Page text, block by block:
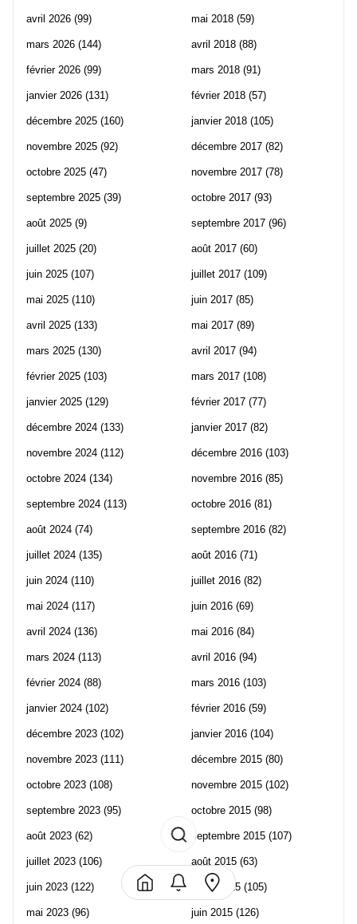
avril 2026 (99)
mars 2026 (144)
février 2026 (99)
janvier 2026 (131)
décembre 2025 (160)
novembre 2025 (92)
octobre 2025 (47)
septembre 2025 (39)
août 2025 (9)
juillet 2025 (20)
juin 2025 (107)
mai 2025 (110)
avril 2025 (133)
mars 2025 (130)
février 2025 (103)
janvier 2025 (129)
décembre 2024 (133)
novembre 2024 (112)
octobre 2024 (134)
septembre 2024 (113)
août 2024 (74)
juillet 2024 (135)
juin 2024 (110)
mai 2024 (117)
avril 2024 (136)
mars 2024 (113)
février 2024 (88)
janvier 2024 (102)
décembre 2023 (102)
novembre 2023 (111)
octobre 2023 (108)
septembre 2023 (95)
août 2023 (62)
juillet 2023 (106)
juin 2023 (122)
mai 2023 (96)
mai 2018 (59)
avril 2018 (88)
mars 2018 (91)
février 2018 (57)
janvier 2018 (105)
décembre 2017 (82)
novembre 2017 (78)
octobre 2017 (93)
septembre 2017 (96)
août 2017 (60)
juillet 2017 (109)
juin 2017 (85)
mai 2017 (89)
avril 2017 (94)
mars 2017 (108)
février 2017 (77)
janvier 2017 (82)
décembre 2016 (103)
novembre 2016 (85)
octobre 2016 (81)
septembre 2016 (82)
août 2016 (71)
juillet 2016 (82)
juin 2016 (69)
mai 2016 (84)
avril 2016 (94)
mars 2016 (103)
février 2016 (59)
janvier 2016 (104)
décembre 2015 (80)
novembre 2015 (102)
octobre 2015 (98)
septembre 2015 (107)
août 2015 (63)
juillet 2015 (105)
juin 2015 (126)